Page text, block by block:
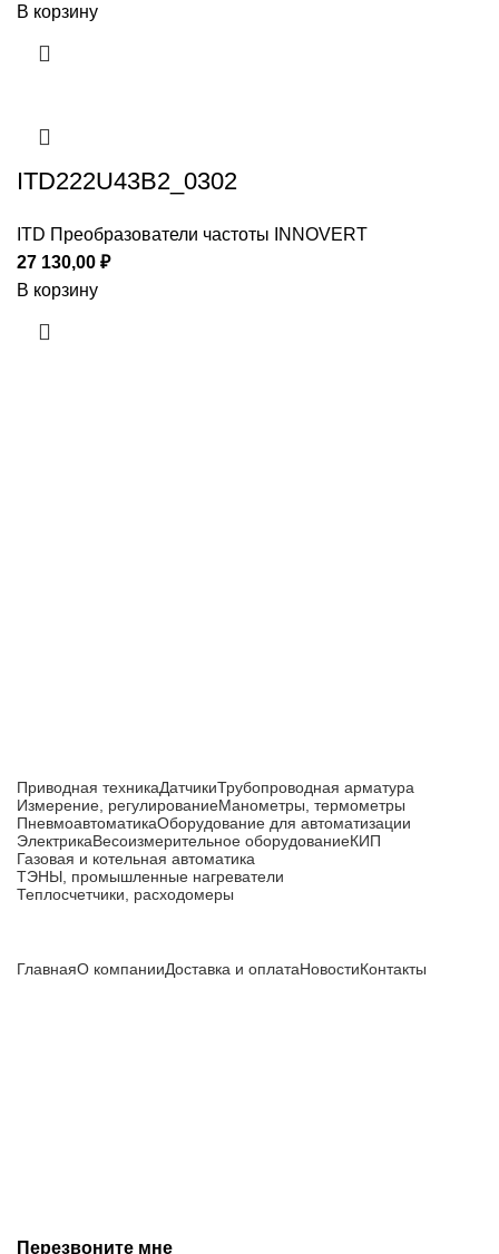
В корзину
ITD222U43B2_0302
ITD Преобразователи частоты INNOVERT
27 130,00 ₽
В корзину
Приводная техникаДатчикиТрубопроводная арматура
Измерение, регулированиеМанометры, термометры
ПневмоавтоматикаОборудование для автоматизации
ЭлектрикаВесоизмерительное оборудованиеКИП
Газовая и котельная автоматика
ТЭНЫ, промышленные нагреватели
Теплосчетчики, расходомеры
ГлавнаяО компанииДоставка и оплатаНовостиКонтакты
Перезвоните мне